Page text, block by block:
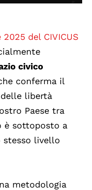
del CIVICUS
civico
conferma il
libertà
Paese tra
è sottoposto a
livello
metodologia